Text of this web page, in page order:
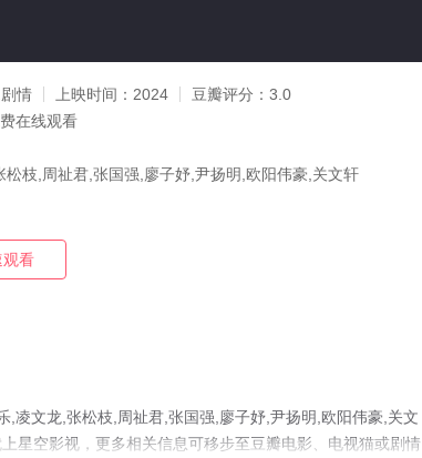
情 上映时间： 2024 豆瓣评分： 3.0
在线观看
枝,周祉君,张国强,廖子妤,尹扬明,欧阳伟豪,关文轩
观看
凌文龙,张松枝,周祉君,张国强,廖子妤,尹扬明,欧阳伟豪,关文
星空影视，更多相关信息可移步至豆瓣电影、电视猫或剧情